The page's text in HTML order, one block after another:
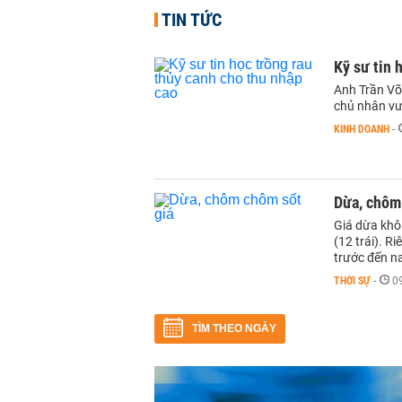
TIN TỨC
Kỹ sư tin
Anh Trần
chủ nhân
KINH DOANH -
Dừa,
Giá dừa
(12 trái).
trước đến
THỜI SỰ -
TÌM THEO NGÀY